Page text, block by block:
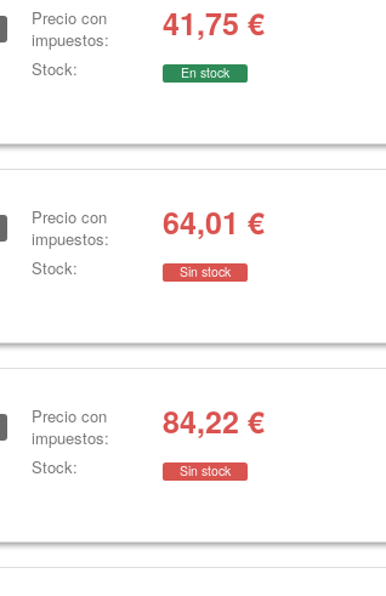
Precio con
impuestos:
41,75 €
Stock: En stock
Precio con
impuestos:
64,01 €
Stock: Sin stock
Precio con
impuestos:
84,22 €
Stock: Sin stock